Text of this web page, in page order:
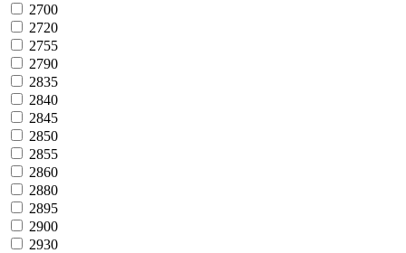
2700
2720
2755
2790
2835
2840
2845
2850
2855
2860
2880
2895
2900
2930